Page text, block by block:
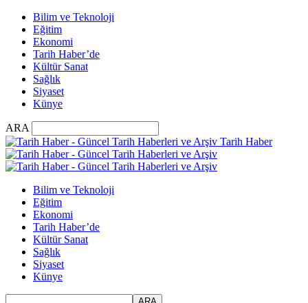
Bilim ve Teknoloji
Eğitim
Ekonomi
Tarih Haber’de
Kültür Sanat
Sağlık
Siyaset
Künye
ARA
Tarih Haber
Bilim ve Teknoloji
Eğitim
Ekonomi
Tarih Haber’de
Kültür Sanat
Sağlık
Siyaset
Künye